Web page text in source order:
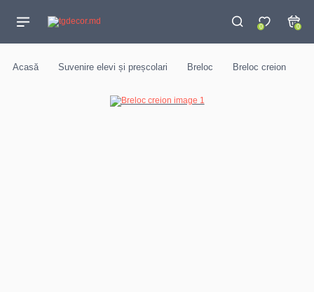
0 0
Acasă Suvenire elevi și preșcolari Breloc Breloc creion